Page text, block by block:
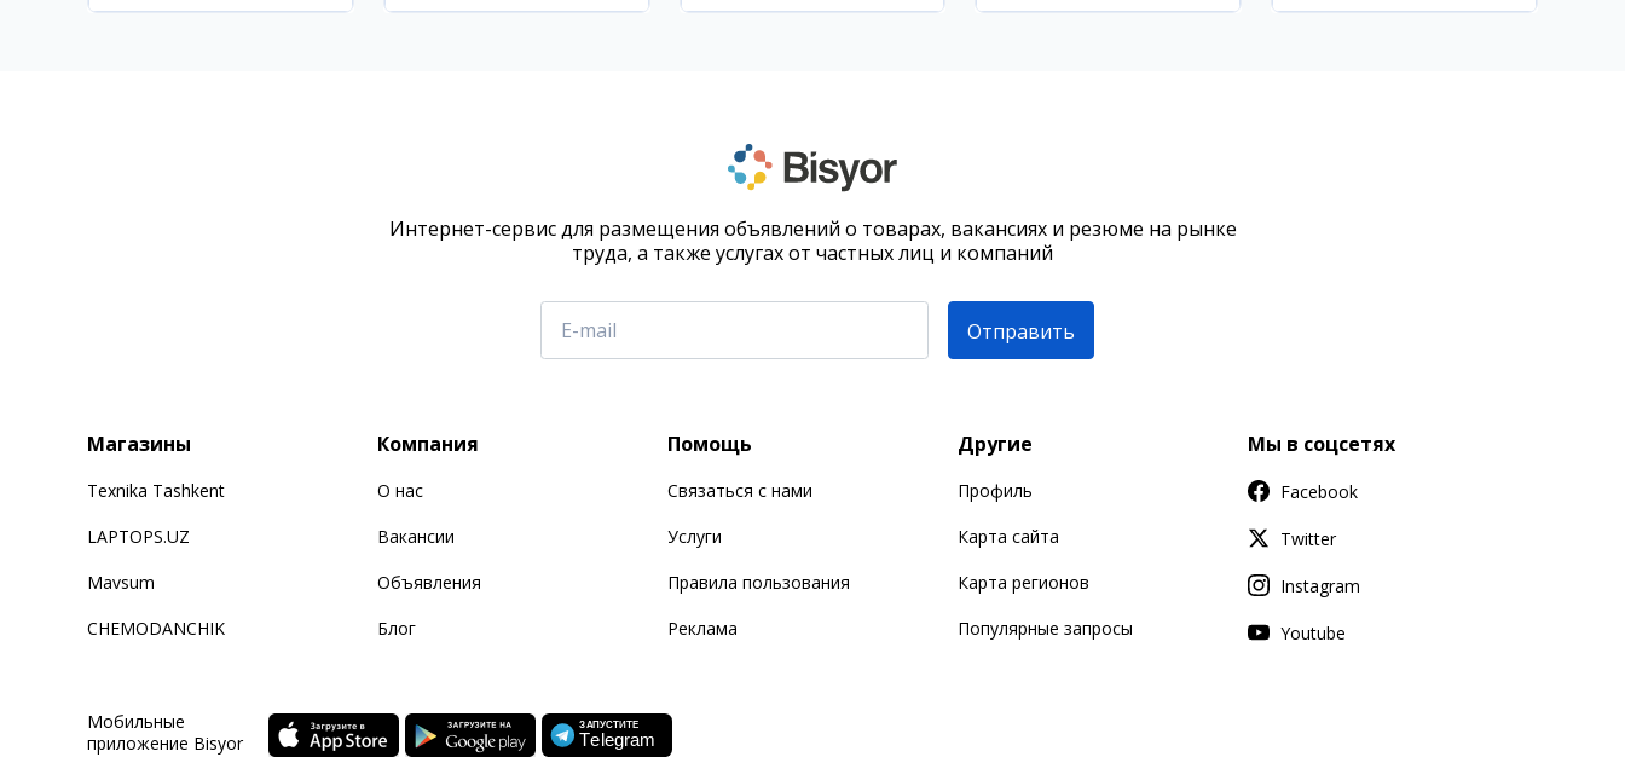
Интернет-сервис для размещения объявлений о товарах, вакансиях и резюме на рынке
труда, а также услугах от частных лиц и компаний
Отправить
Магазины
Texnika Tashkent
LAPTOPS.UZ
Mavsum
CHEMODANCHIK
Компания
О нас
Вакансии
Объявления
Блог
Помощь
Связаться с нами
Услуги
Правила пользования
Реклама
Другие
Профиль
Карта сайта
Карта регионов
Популярные запросы
Мы в соцсетях
Facebook
Twitter
Instagram
Youtube
Мобильные
приложение Bisyor